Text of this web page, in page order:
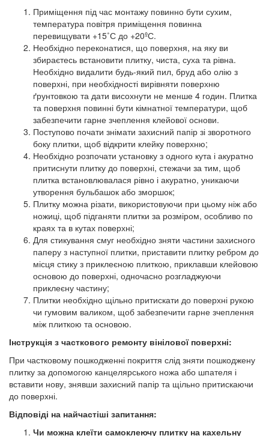
Приміщення під час монтажу повинно бути сухим,
температура повітря приміщення повинна
перевищувати +15˚С до +20ºС.
Необхідно переконатися, що поверхня, на яку ви
збираєтесь встановити плитку, чиста, суха та рівна.
Необхідно видалити будь-який пил, бруд або олію з
поверхні, при необхідності вирівняти поверхню
ґрунтовкою та дати висохнути не менше 4 годин. Плитка
та поверхня повинні бути кімнатної температури, щоб
забезпечити гарне зчеплення клейової основи.
Поступово почати знімати захисний папір зі зворотного
боку плитки, щоб відкрити клейку поверхню;
Необхідно розпочати установку з одного кута і акуратно
притиснути плитку до поверхні, стежачи за тим, щоб
плитка встановлювалася рівно і акуратно, уникаючи
утворення бульбашок або зморшок;
Плитку можна різати, використовуючи при цьому ніж або
ножиці, щоб підганяти плитки за розміром, особливо по
краях та в кутах поверхні;
Для стикування смуг необхідно зняти частини захисного
паперу з наступної плитки, приставити плитку ребром до
місця стику з приклеєною плиткою, приклавши клейовою
основою до поверхні, одночасно розгладжуючи
приклеєну частину;
Плитки необхідно щільно притискати до поверхні рукою
чи гумовим валиком, щоб забезпечити гарне зчеплення
між плиткою та основою.
Інструкція з часткового ремонту вінілової поверхні:
При частковому пошкодженні покриття слід зняти пошкоджену
плитку за допомогою канцелярського ножа або шпателя і
вставити нову, знявши захисний папір та щільно притискаючи
до поверхні.
Відповіді на найчастіші запитання:
Чи можна клеїти самоклеючу плитку на кахельну